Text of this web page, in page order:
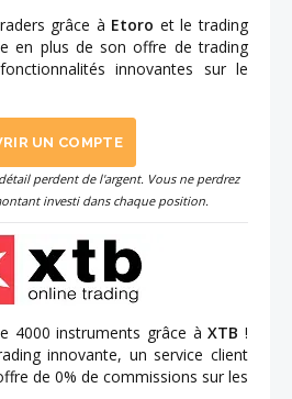
grâce à Etoro et le trading
en plus de son offre de trading
innovantes sur le
UN COMPTE
perdent de l'argent. Vous ne perdrez
investi dans chaque position.
4000 instruments grâce àXTB !
innovante, un service client
de 0% de commissions sur les